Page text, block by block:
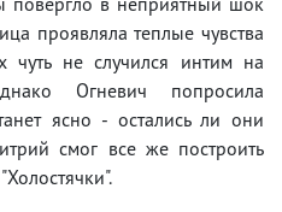
проявляла теплые чувства
не случился интим на
Огневич попросила
ясно - остались ли они
смог все же построить